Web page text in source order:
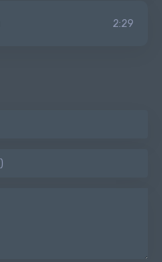
2:29